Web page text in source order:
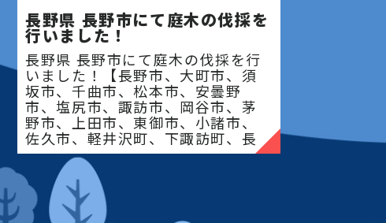
間と手間をかける必要があり
験と知識を活かして、皆様の
力を最大限に活かせるよう、
サポートさせていただきま
園に関する疑問には相談に乗
なる費用についても正確なお
ご提出させていただきます。
気軽に何なりとお問合せくだ
長野県 長野市にて庭木の伐採を
行いました！
長野県 長野市にて庭木の伐採を行
いました！【長野市、大町市、須
坂市、千曲市、松本市、安曇野
市、塩尻市、諏訪市、岡谷市、茅
野市、上田市、東御市、小諸市、
佐久市、軽井沢町、下諏訪町、長
和町、立科町、御代田�